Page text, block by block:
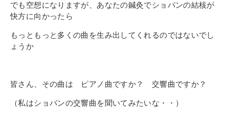
でも空想になりますが、あなたの鍼灸でショパンの結核が
快方に向かったら
もっともっと多くの曲を生み出してくれるのではないでし
ょうか
皆さん、その曲は ピアノ曲ですか？ 交響曲ですか？
（私はショパンの交響曲を聞いてみたいな・・）